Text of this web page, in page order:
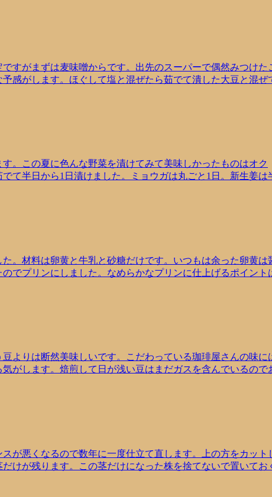
すがまずは麦味噌からです。出先のスーパーで偶然みつけた
感がします。ほぐして塩と混ぜたら茹でて潰した大豆と混ぜ
。この夏に色んな野菜を漬けてみて美味しかったものはオク
て半日から1日漬けました。ミョウガは丸ごと1日。新生姜は
。材料は卵黄と牛乳と砂糖だけです。いつもは余った卵黄は
でプリンにしました。なめらかなプリンに仕上げるポイント
よりは断然美味しいです。こだわっている珈琲屋さんの味に
がします。焙煎して日が浅い豆はまだガスを含んでいるので
が悪くなるので数年に一度仕立て直します。上の方をカット
けが残ります。この茎だけになった株を捨てないで置いてお